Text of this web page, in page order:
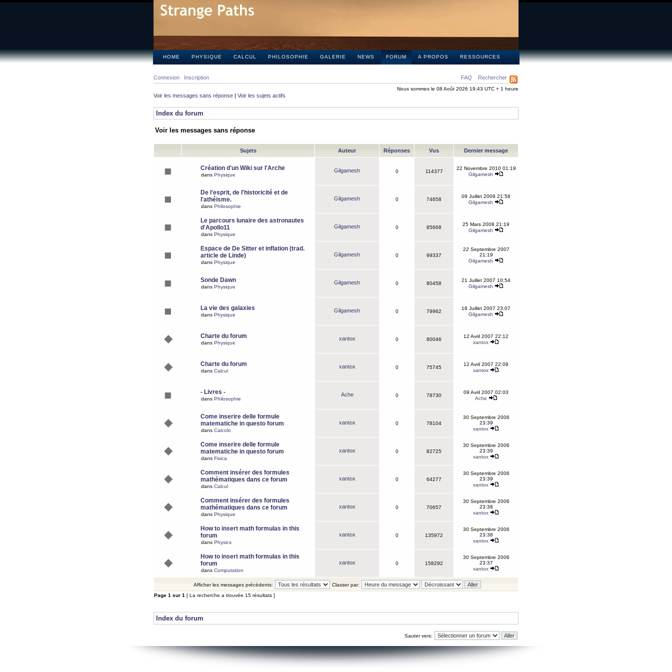
HOME PHYSIQUE CALCUL PHILOSOPHIE GALERIE NEWS FORUM A PROPOS RESSOURCES
FAQ Rechercher
Connexion Inscription
Nous sommes le 08 Août 2026 19:43 UTC + 1 heure
Voir les messages sans réponse | Voir les sujets actifs
Index du forum
Voir les messages sans réponse
Sujets Auteur Réponses Vus Dernier message
Création d'un Wiki sur l'Arche
dans Physique
Gilgamesh 0 114377
22 Novembre 2010 01:19
Gilgamesh
De l'esprit, de l'historicité et de
l'athéisme.
dans Philosophie
Gilgamesh 0 74658
09 Juillet 2009 21:58
Gilgamesh
Le parcours lunaire des astronautes
d'Apollo11
dans Physique
Gilgamesh 0 85668
25 Mars 2008 21:19
Gilgamesh
Espace de De Sitter et inflation (trad.
article de Linde)
dans Physique
Gilgamesh 0 99337
22 Septembre 2007
21:19
Gilgamesh
Sonde Dawn
dans Physique
Gilgamesh 0 80458
21 Juillet 2007 10:54
Gilgamesh
La vie des galaxies
dans Physique
Gilgamesh 0 79962
18 Juillet 2007 23:07
Gilgamesh
Charte du forum
dans Physique
xantox 0 80046
12 Avril 2007 22:12
xantox
Charte du forum
dans Calcul
xantox 0 75745
12 Avril 2007 22:09
xantox
- Livres -
dans Philosophie
Ache 0 78730
09 Avril 2007 02:03
Ache
Come inserire delle formule
matematiche in questo forum
dans Calcolo
xantox 0 78104
30 Septembre 2006
23:39
xantox
Come inserire delle formule
matematiche in questo forum
dans Fisica
xantox 0 82725
30 Septembre 2006
23:39
xantox
Comment insérer des formules
mathématiques dans ce forum
dans Calcul
xantox 0 64277
30 Septembre 2006
23:39
xantox
Comment insérer des formules
mathématiques dans ce forum
dans Physique
xantox 0 70657
30 Septembre 2006
23:38
xantox
How to insert math formulas in this
forum
dans Physics
xantox 0 135972
30 Septembre 2006
23:38
xantox
How to insert math formulas in this
forum
dans Computation
xantox 0 158292
30 Septembre 2006
23:37
xantox
Afficher les messages précédents:
Classer par:
Page 1 sur 1 [ La recherche a trouvée 15 résultats ]
Index du forum
Sauter vers: